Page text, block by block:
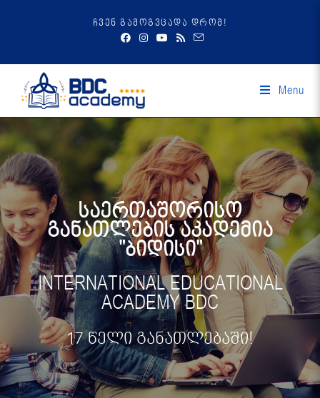
ჩვენ გამოგვცადა დრომ!
Menu
საერთაშორისო
განათლების აკადემია
"ბიდისი"
INTERNATIONAL EDUCATIONAL
ACADEMY BDC
17 წელი განათლებაში!